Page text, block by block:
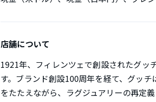
店舗について
1921年、フィレンツェで創設されたグッ
す。ブランド創設100周年を経て、グッ
をたたえながら、ラグジュアリーの再定